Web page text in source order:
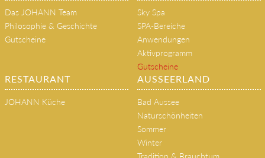
Das JOHANN Team
Philosophie & Geschichte
Gutscheine
Sky Spa
SPA-Bereiche
Anwendungen
Aktivprogramm
Gutscheine
RESTAURANT
JOHANN Küche
AUSSEERLAND
Bad Aussee
Naturschönheiten
Sommer
Winter